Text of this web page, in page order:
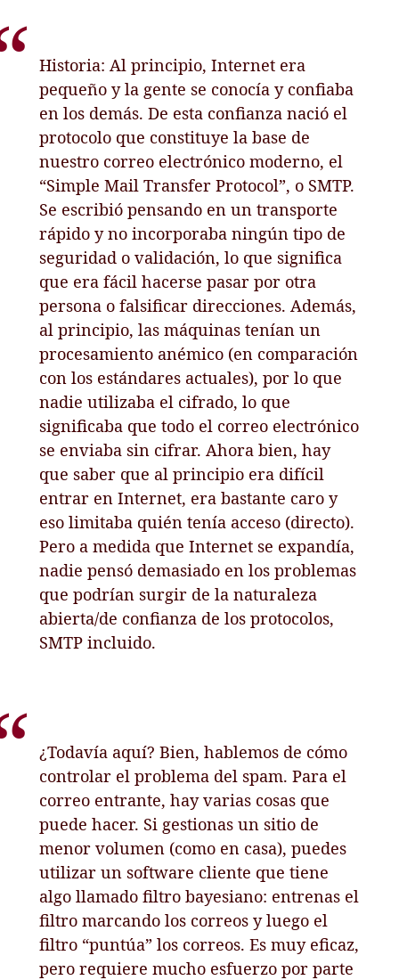
Historia: Al principio, Internet era
pequeño y la gente se conocía y confiaba
en los demás. De esta confianza nació el
protocolo que constituye la base de
nuestro correo electrónico moderno, el
“Simple Mail Transfer Protocol”, o SMTP.
Se escribió pensando en un transporte
rápido y no incorporaba ningún tipo de
seguridad o validación, lo que significa
que era fácil hacerse pasar por otra
persona o falsificar direcciones. Además,
al principio, las máquinas tenían un
procesamiento anémico (en comparación
con los estándares actuales), por lo que
nadie utilizaba el cifrado, lo que
significaba que todo el correo electrónico
se enviaba sin cifrar. Ahora bien, hay
que saber que al principio era difícil
entrar en Internet, era bastante caro y
eso limitaba quién tenía acceso (directo).
Pero a medida que Internet se expandía,
nadie pensó demasiado en los problemas
que podrían surgir de la naturaleza
abierta/de confianza de los protocolos,
SMTP incluido.
¿Todavía aquí? Bien, hablemos de cómo
controlar el problema del spam. Para el
correo entrante, hay varias cosas que
puede hacer. Si gestionas un sitio de
menor volumen (como en casa), puedes
utilizar un software cliente que tiene
algo llamado filtro bayesiano: entrenas el
filtro marcando los correos y luego el
filtro “puntúa” los correos. Es muy eficaz,
pero requiere mucho esfuerzo por parte